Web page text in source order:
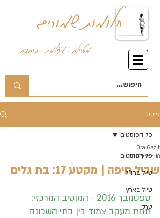
חלומות שמורים
מטיילת . מצלמת . כותבת
פוסט
כל הפוסטים
טיול בחו"ל
טיול בארץ
טרק
כל הפוסטים
שביל חיפה | מקטע 17: בת גלים
Ora Gazit
18 במרץ 2017
ספטמבר 2016 - המוטיב המרכזי:
תחת מעקב צמוד בין בתי השכונה